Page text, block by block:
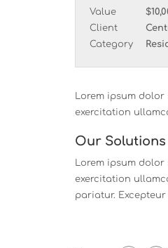
Value
Client
Category
Lorem ipsum
exercitation
Our Solutions
Lorem ipsum
exercitation
pariatur.